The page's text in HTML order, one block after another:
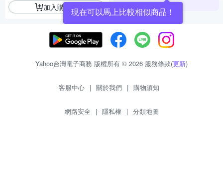
加入購物車現在可以馬上比較相似商品！
Yahoo台灣電子商務 版權所有 © 2026 服務條款(更新)
客服中心 | 關於我們 | 購物須知
網路安全 | 隱私權 | 分類地圖